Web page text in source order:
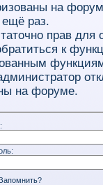
на
ещё раз.
прав
к
на форуме.